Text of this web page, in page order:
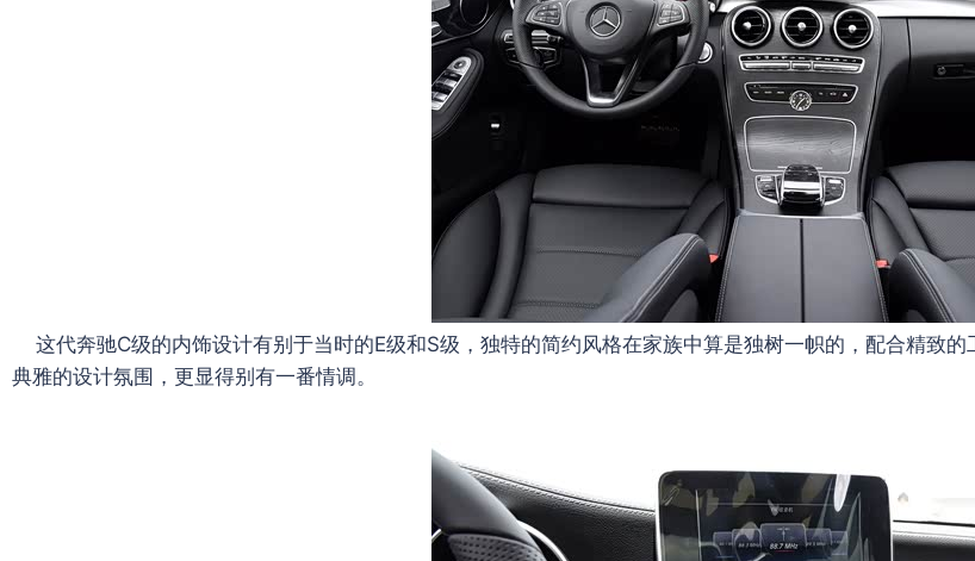
这代奔驰C级的内饰设计有别于当时的E级和S级，独特的简约风格在家族中算是独树一帜的，配合精致
典雅的设计氛围，更显得别有一番情调。